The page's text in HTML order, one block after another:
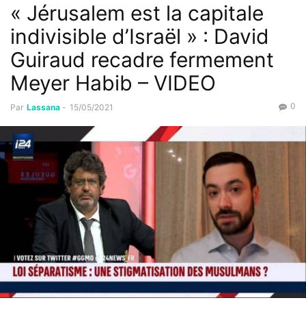
« Jérusalem est la capitale
indivisible d’Israël » : David
Guiraud recadre fermement
Meyer Habib – VIDEO
Par Lassana - 15/05/2021 0